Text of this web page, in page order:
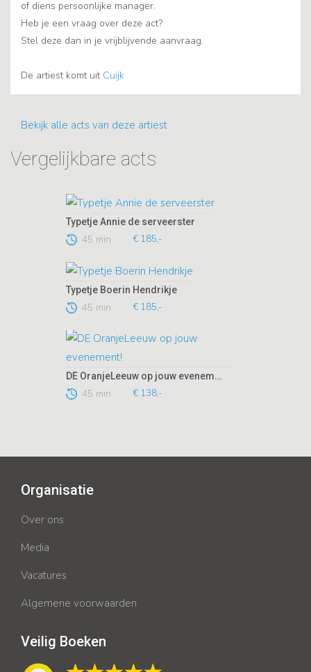
of diens persoonlijke manager.
Heb je een vraag over deze act?
Stel deze dan in je vrijblijvende aanvraag.
De artiest komt uit Cuijk
Bekijk alle acts van deze artiest
Vergelijkbare acts
Typetje Annie de serveerster
45 min € 185,-
Typetje Boerin Hendrikje
45 min € 185,-
DE OranjeLeeuw op jouw evenement!
45 min € 138,-
Organisatie
Over ons
Media
Vacatures
Algemene voorwaarden
Veilig Boeken